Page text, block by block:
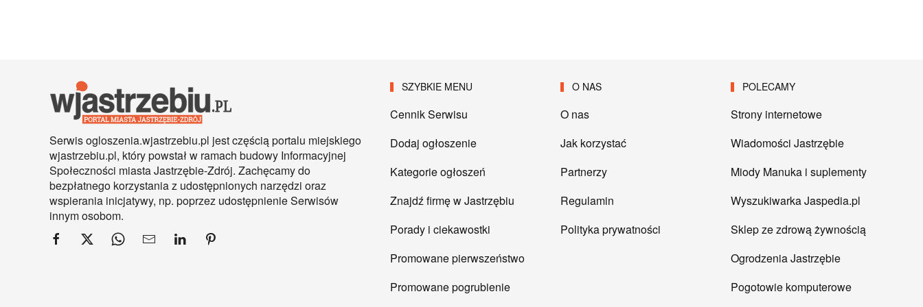
Serwis ogloszenia.wjastrzebiu.pl jest częścią portalu miejskiego
wjastrzebiu.pl, który powstał w ramach budowy Informacyjnej
Społeczności miasta Jastrzębie-Zdrój. Zachęcamy do
bezpłatnego korzystania z udostępnionych narzędzi oraz
wspierania inicjatywy, np. poprzez udostępnienie Serwisów
innym osobom.
SZYBKIE MENU
Cennik Serwisu
Dodaj ogłoszenie
Kategorie ogłoszeń
Znajdź firmę w Jastrzębiu
Porady i ciekawostki
Promowane pierwszeństwo
Promowane pogrubienie
O NAS
O nas
Jak korzystać
Partnerzy
Regulamin
Polityka prywatności
POLECAMY
Strony internetowe
Wiadomości Jastrzębie
Miody Manuka i suplementy
Wyszukiwarka Jaspedia.pl
Sklep ze zdrową żywnością
Ogrodzenia Jastrzębie
Pogotowie komputerowe